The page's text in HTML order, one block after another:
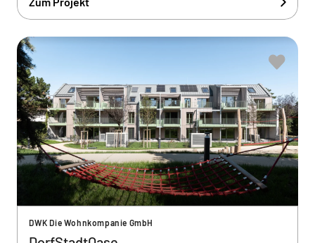
DWK Die Wohnkompanie GmbH